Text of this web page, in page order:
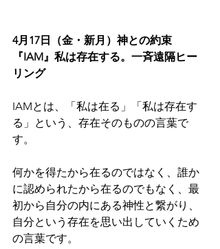
4月17日（金・新月）神との約束
『IAM』私は存在する。一斉遠隔ヒー
リング
IAMとは、「私は在る」「私は存在す
る」という、存在そのものの言葉で
す。
何かを得たから在るのではなく、誰か
に認められたから在るのでもなく、最
初から自分の内にある神性と繋がり、
自分という存在を思い出していくため
の言葉です。